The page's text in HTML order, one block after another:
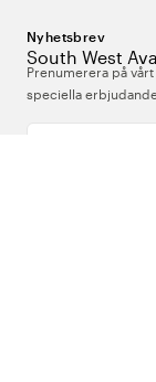
South West
Nyhetsbrev
Prenumerera på
speciella
Ange din e-